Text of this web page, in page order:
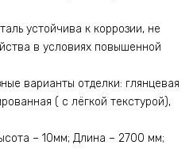
устойчива к коррозии, не
в условиях повышенной
варианты отделки: глянцевая
( с лёгкой текстурой),
– 10мм; Длина – 2700 мм;